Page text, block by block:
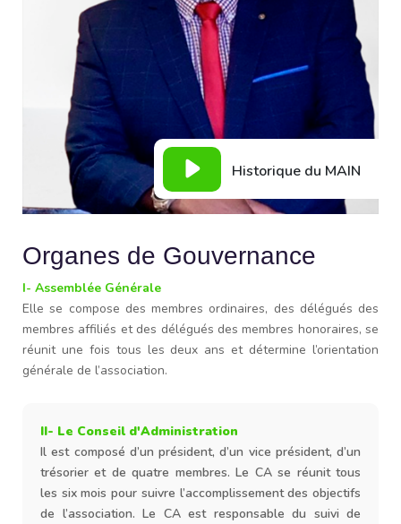
Historique du MAIN
Organes de Gouvernance
I- Assemblée Générale
Elle se compose des membres ordinaires, des délégués des
membres affiliés et des délégués des membres honoraires, se
réunit une fois tous les deux ans et détermine l’orientation
générale de l’association.
II- Le Conseil d'Administration
Il est composé d’un président, d’un vice président, d’un
trésorier et de quatre membres. Le CA se réunit tous
les six mois pour suivre l’accomplissement des objectifs
de l’association. Le CA est responsable du suivi de